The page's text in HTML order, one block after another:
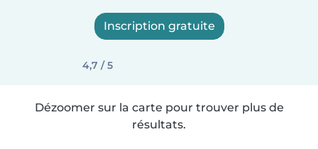
Inscription gratuite
4,7 / 5
Dézoomer sur la carte pour trouver plus de
résultats.